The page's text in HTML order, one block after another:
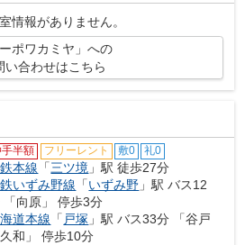
致します‼ ...
情報がありません。
ーポワカミヤ」への
い合わせはこちら
手半額 フリーレント 敷0 礼0
本線 「三ツ境 」駅 徒歩27分
いずみ野線 「いずみ野 」駅 バス12
「向原」 停歩3分
道本線 「 戸塚 」駅 バス33分 「谷戸
和」 停歩10分